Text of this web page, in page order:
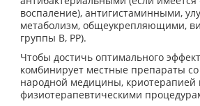
воспаление), антигистаминными,
метаболизм, общеукрепляющими,
группы В, РР).
Чтобы достичь оптимального
комбинирует местные препараты
народной медицины, криотерапией
физиотерапевтическими